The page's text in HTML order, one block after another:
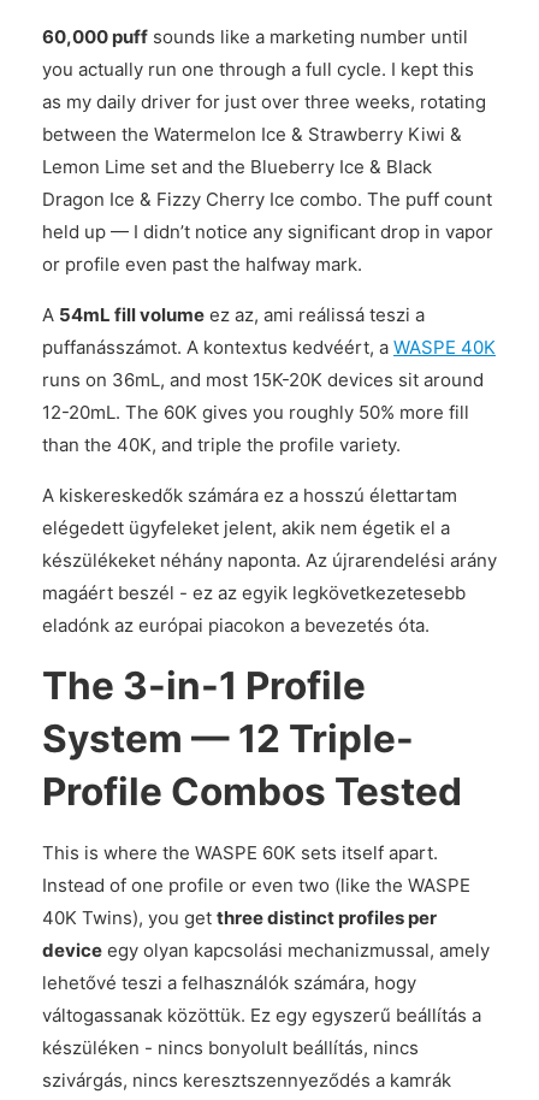
60,000 puff sounds like a marketing number until
you actually run one through a full cycle. I kept this
as my daily driver for just over three weeks, rotating
between the Watermelon Ice & Strawberry Kiwi &
Lemon Lime set and the Blueberry Ice & Black
Dragon Ice & Fizzy Cherry Ice combo. The puff count
held up — I didn’t notice any significant drop in vapor
or profile even past the halfway mark.
A 54mL fill volume ez az, ami reálissá teszi a
puffanásszámot. A kontextus kedvéért, a WASPE 40K
runs on 36mL, and most 15K-20K devices sit around
12-20mL. The 60K gives you roughly 50% more fill
than the 40K, and triple the profile variety.
A kiskereskedők számára ez a hosszú élettartam
elégedett ügyfeleket jelent, akik nem égetik el a
készülékeket néhány naponta. Az újrarendelési arány
magáért beszél - ez az egyik legkövetkezetesebb
eladónk az európai piacokon a bevezetés óta.
The 3-in-1 Profile
System — 12 Triple-
Profile Combos Tested
This is where the WASPE 60K sets itself apart.
Instead of one profile or even two (like the WASPE
40K Twins), you get three distinct profiles per
device egy olyan kapcsolási mechanizmussal, amely
lehetővé teszi a felhasználók számára, hogy
váltogassanak közöttük. Ez egy egyszerű beállítás a
készüléken - nincs bonyolult beállítás, nincs
szivárgás, nincs keresztszennyeződés a kamrák